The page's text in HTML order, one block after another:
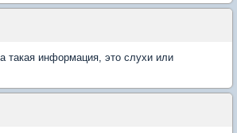
такая информация, это слухи или